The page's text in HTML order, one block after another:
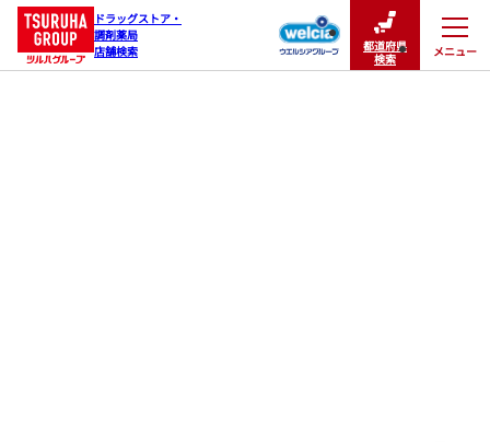
ドラッグストア・
調剤薬局
店舗検索
都道府県
検索
メニュー
閉じる